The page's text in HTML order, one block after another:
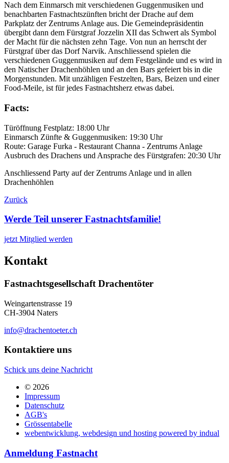
Nach dem Einmarsch mit verschiedenen Guggenmusiken und
benachbarten Fastnachtszünften bricht der Drache auf dem
Parkplatz der Zentrums Anlage aus. Die Gemeindepräsidentin
übergibt dann dem Fürstgraf Jozzelin XII das Schwert als Symbol
der Macht für die nächsten zehn Tage. Von nun an herrscht der
Fürstgraf über das Dorf Narvik. Anschliessend spielen die
verschiedenen Guggenmusiken auf dem Festgelände und es wird in
den Natischer Drachenhöhlen und an den Bars gefeiert bis in die
Morgenstunden. Mit unzähligen Festzelten, Bars, Beizen und einer
Food-Meile, ist für jedes Fastnachtsherz etwas dabei.
Facts:
Türöffnung Festplatz: 18:00 Uhr
Einmarsch Zünfte & Guggenmusiken: 19:30 Uhr
Route: Garage Furka - Restaurant Channa - Zentrums Anlage
Ausbruch des Drachens und Ansprache des Fürstgrafen: 20:30 Uhr
Anschliessend Party auf der Zentrums Anlage und in allen
Drachenhöhlen
Zurück
Werde Teil unserer Fastnachtsfamilie!
jetzt Mitglied werden
Kontakt
Fastnachtsgesellschaft Drachentöter
Weingartenstrasse 19
CH-3904 Naters
info@drachentoeter.ch
Kontaktiere uns
Schick uns deine Nachricht
© 2026
Impressum
Datenschutz
AGB's
Grössentabelle
webentwicklung, webdesign und hosting powered by indual
Anmeldung Fastnacht